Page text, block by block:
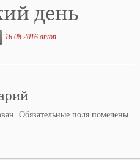
день
16.08.2016 anton
Обязательные поля помечены